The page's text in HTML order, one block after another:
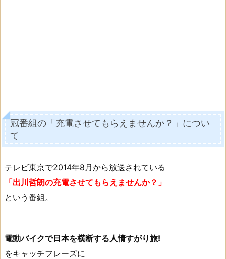
冠番組の「充電させてもらえませんか？」につい
て
テレビ東京で2014年8月から放送されている
「出川哲朗の充電させてもらえませんか？」
という番組。
電動バイクで日本を横断する人情すがり旅!
をキャッチフレーズに